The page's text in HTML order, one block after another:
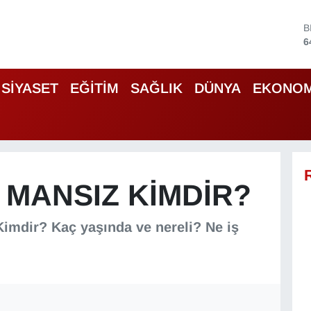
SİYASET EĞİTİM SAĞLIK DÜNYA
KIMDIR?
Kaç yaşında ve nereli? Ne iş